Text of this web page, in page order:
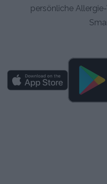
persönliche